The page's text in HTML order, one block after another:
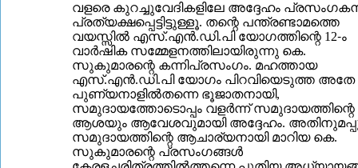
വളരെ കുറച്ചുവേദികളിലേ അദ്ദേഹം
പ്രത്യക്ഷപ്പെട്ടിട്ടുള്ളൂ. തന്റെ പന്ത്രണ്ടാമത്തെ
വയസ്സില്‍ എസ്.എന്‍.ഡി.പി യോഗത്തിന്റെ 12-ം
വാര്‍ഷിക സമ്മേളനത്തിലായിരുന്നു കെ.
സുകുമാരന്റെ കന്നിപ്രസംഗം. മഹത്തായ
എസ്.എന്‍.ഡി.പി യോഗം പിറവിയെടുത്ത അതേ
പുണ്യനാളില്‍തന്നെ ഭൂജാതനായി,
സമുദായത്തോടൊപ്പം വളര്‍ന്ന് സമുദായത്തിന്റെ
ആശയും ആവേശവുമായി അദ്ദേഹം.
സമുദായത്തിന്റെ ആചാര്യനായി മാറിയ കെ.
സുകുമാരന്റെ പ്രസംഗങ്ങള്‍